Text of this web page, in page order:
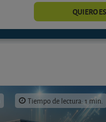
QUIERO
Tiempo de lectura: 1 min.